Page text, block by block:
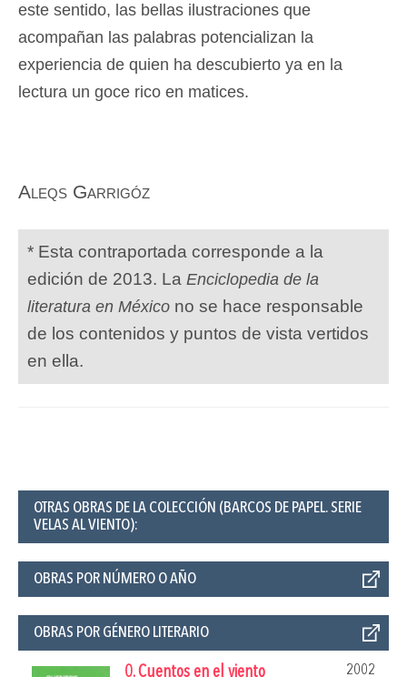
este sentido, las bellas ilustraciones que
acompañan las palabras potencializan la
experiencia de quien ha descubierto ya en la
lectura un goce rico en matices.
Aleqs Garrigóz
* Esta contraportada corresponde a la
edición de 2013. La Enciclopedia de la
literatura en México no se hace responsable
de los contenidos y puntos de vista vertidos
en ella.
OTRAS OBRAS DE LA COLECCIÓN (BARCOS DE PAPEL. SERIE
VELAS AL VIENTO):
OBRAS POR NÚMERO O AÑO
OBRAS POR GÉNERO LITERARIO
0. Cuentos en el viento 2002